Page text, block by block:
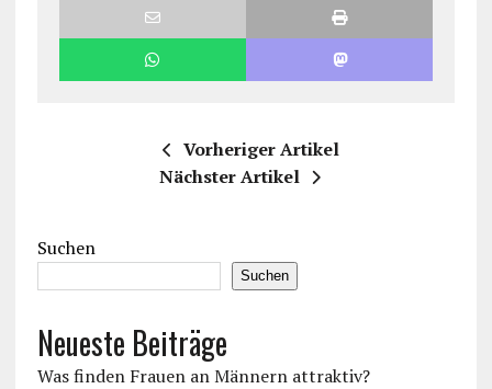
Vorheriger Artikel
Nächster Artikel
Suchen
Suchen
Neueste Beiträge
Was finden Frauen an Männern attraktiv?